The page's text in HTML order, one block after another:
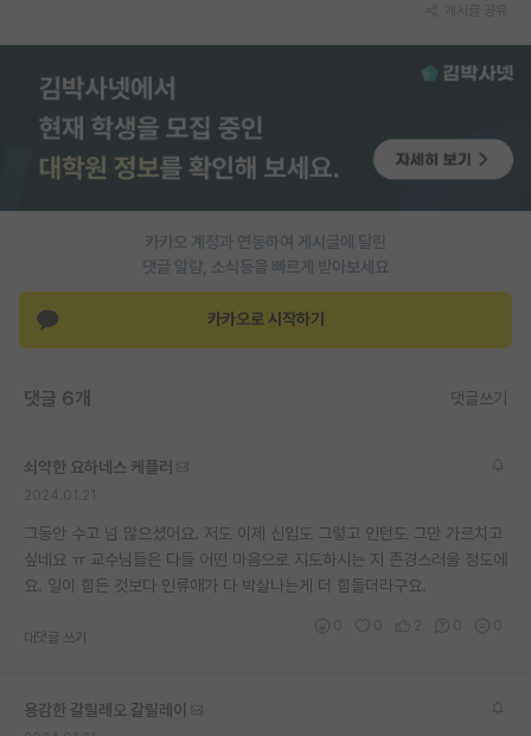
카카오 계정과 연동하여 게시글에 달린
댓글 알람, 소식등을 빠르게 받아보세요
카카오로 시작하기
댓글 6개 댓글쓰기
쇠약한 요하네스 케플러
그동안 수고 넘 많으셨어요. 저도 이제 신입도 그렇고 인턴도 그만 가르치고
싶네요 ㅠ 교수님들은 다들 어떤 마음으로 지도하시는 지 존경스러울 정도에
요. 일이 힘든 것보다 인류애가 다 박살나는게 더 힘들더라구요.
대댓글 쓰기
용감한 갈릴레오 갈릴레이